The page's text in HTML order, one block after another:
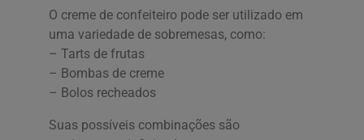
O creme de confeiteiro pode ser utilizado em
uma variedade de sobremesas, como:
– Tarts de frutas
– Bombas de creme
– Bolos recheados
Suas possíveis combinações são